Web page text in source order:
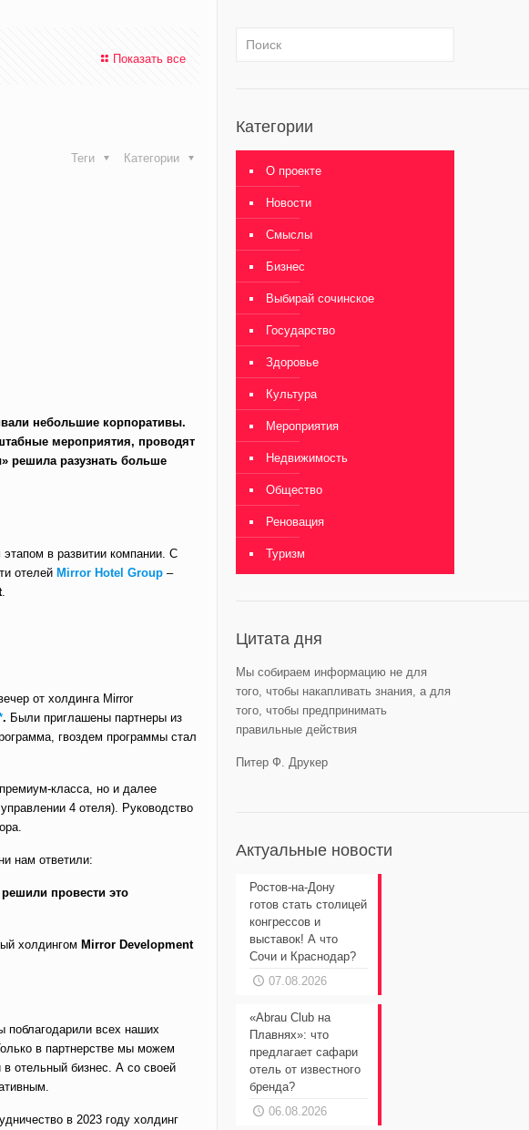
Показать все
Категории
Теги
небольшие корпоративы.
мероприятия, проводят
решила разузнать больше
в развитии компании. С
отелейMirror Hotel Group –
.
от холдинга Mirror
. Были приглашены партнеры из
гвоздем программы стал
класса, но и далее
4 отеля). Руководство
нам ответили:
провести это
холдингомMirrorDevelopment
всех наших
в партнерстве мы можем
отельный бизнес. А со своей
в 2023 году холдинг
Категории
О проекте
Новости
Смыслы
Бизнес
Выбирай сочинское
Государство
Здоровье
Культура
Мероприятия
Недвижимость
Общество
Реновация
Туризм
Цитата дня
Мы собираем информацию не для
того, чтобы накапливать знания, а для
того, чтобы предпринимать
правильные действия
Питер Ф. Друкер
Актуальные новости
Ростов-на-Дону
готов стать столицей
конгрессов и
выставок! А что
Сочи и Краснодар?
07.08.2026
«Abrau Club на
Плавнях»: что
предлагает сафари
отель от известного
бренда?
06.08.2026